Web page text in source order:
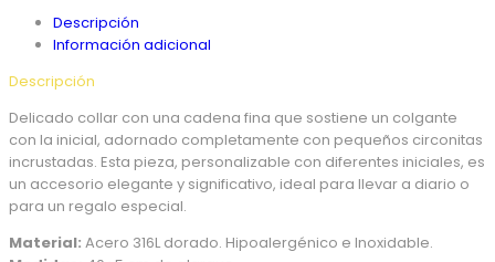
Descripción
Información adicional
Descripción
Delicado collar con una cadena fina que sostiene un colgante
con la inicial, adornado completamente con pequeños circonitas
incrustadas. Esta pieza, personalizable con diferentes iniciales, es
un accesorio elegante y significativo, ideal para llevar a diario o
para un regalo especial.
Material: Acero 316L dorado. Hipoalergénico e Inoxidable.